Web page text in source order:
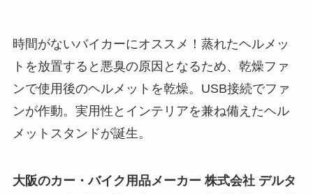
時間がないバイカーにオススメ！蒸れたヘルメッ
トを放置すると悪臭の原因となるため、乾燥ファ
ンで使用後のヘルメットを乾燥。USB接続でファ
ンが作動。実用性とインテリアを兼ね備えたヘル
メットスタンドが誕生。
大阪のカー・バイク用品メーカー 株式会社 デルタ